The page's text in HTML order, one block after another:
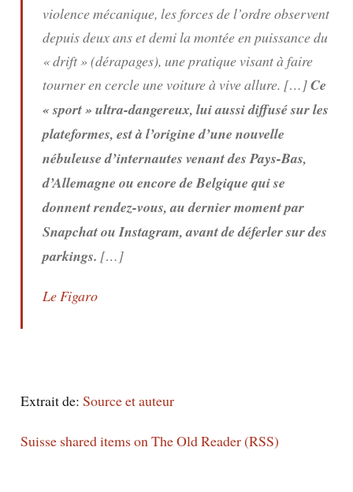
violence mécanique, les forces de l’ordre observent
depuis deux ans et demi la montée en puissance du
« drift » (dérapages), une pratique visant à faire
tourner en cercle une voiture à vive allure. […]Ce
« sport » ultra-dangereux, lui aussi diffusé sur les
plateformes, est à l’origine d’une nouvelle
nébuleuse d’internautes venant des Pays-Bas,
d’Allemagne ou encore de Belgique qui se
donnent rendez-vous, au dernier moment par
Snapchat ou Instagram, avant de déferler sur des
parkings. […]
Le Figaro
Extrait de: Source et auteur
Suisse shared items on The Old Reader (RSS)